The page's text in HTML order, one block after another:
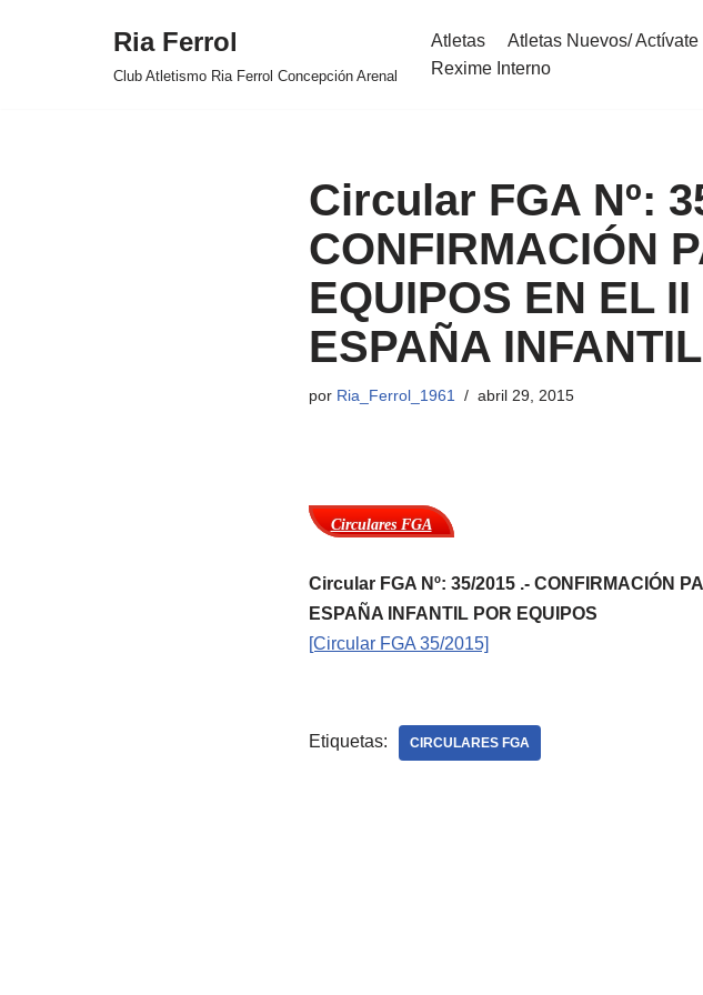
Ria Ferrol
Club Atletismo Ria Ferrol Concepción Arenal
Atletas Atletas Nuevos/ Actívate
Rexime Interno
Circular FGA Nº:
CONFIRMACIÓN
EQUIPOS EN EL
ESPAÑA
por Ria_Ferrol_1961 abril 29, 2015
Circulares FGA
Circular FGA Nº: 35/2015 .- CONFIRMACIÓN
ESPAÑA INFANTIL POR EQUIPOS
[Circular FGA 35/2015]
Etiquetas: CIRCULARES FGA